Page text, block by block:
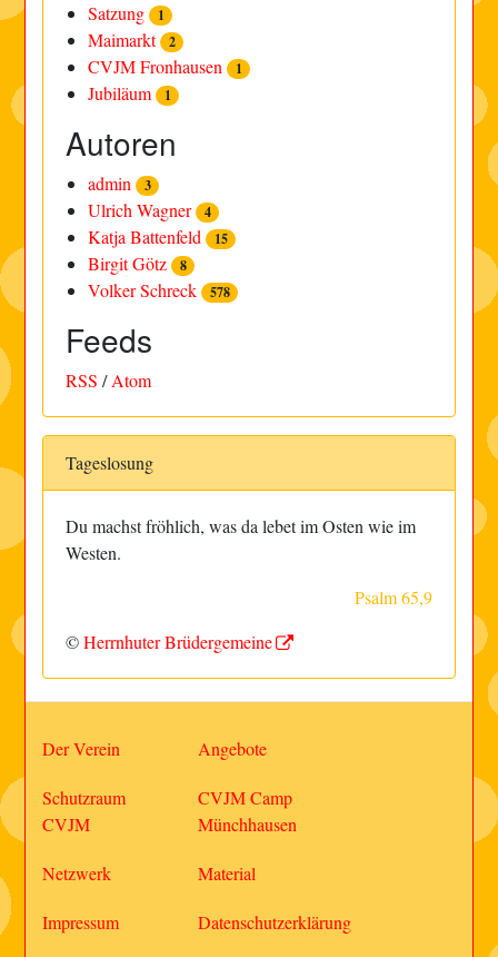
Satzung 1
Maimarkt 2
CVJM Fronhausen 1
Jubiläum 1
Autoren
admin 3
Ulrich Wagner 4
Katja Battenfeld 15
Birgit Götz 8
Volker Schreck 578
Feeds
RSS /Atom
Tageslosung
Du machst fröhlich, was da lebet im Osten wie im
Westen.
Psalm 65,9
©Herrnhuter Brüdergemeine
Der Verein Angebote
Schutzraum
CVJM
CVJM Camp
Münchhausen
Netzwerk Material
Impressum Datenschutzerklärung